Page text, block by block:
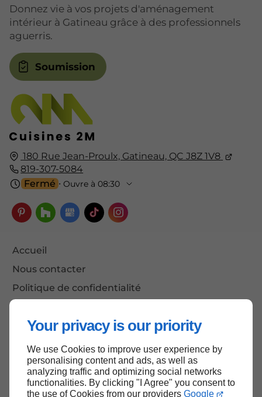
Your privacy is our priority
We use Cookies to improve user experience by
personalising content and ads, as well as
analyzing traffic and optimizing social networks
functionalities. By clicking "I Agree" you consent to
the use of Cookies from our providers Google
180 Rue Jean-Proulx, Gatineau, QC J8Z 1V8
819-307-5084
Fermé ⋅ Ouvre à 08:30
Accueil
Nous contacter
Politique de confidentialité
Donnez vie à vos projets d'aménagement
intérieur à Gatineau grâce à des professionnels
aguerris.
Soumission
Haut de page